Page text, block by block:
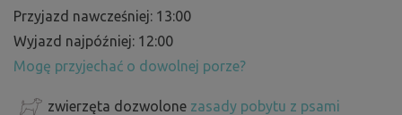
Przyjazd nawcześniej: 13:00
Wyjazd najpóźniej: 12:00
Mogę przyjechać o dowolnej porze?
zwierzęta dozwolone zasady pobytu z psami